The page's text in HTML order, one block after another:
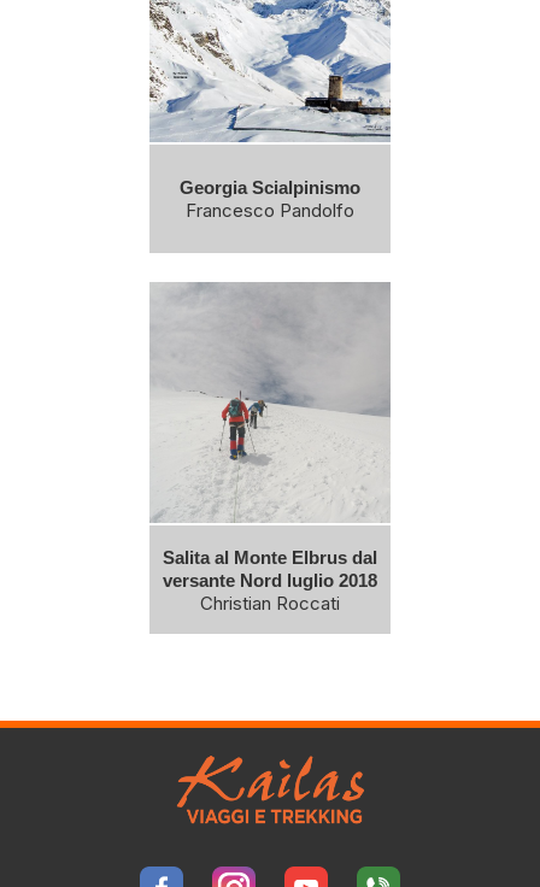
Georgia Scialpinismo
Francesco Pandolfo
Salita al Monte Elbrus dal
versante Nord luglio 2018
Christian Roccati